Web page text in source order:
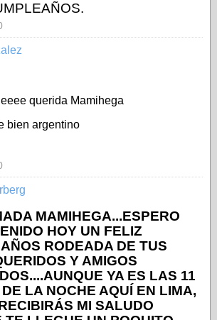
querida Mamihega
bien argentino
MAMIHEGA...ESPERO
HOY UN FELIZ
RODEADA DE TUS
Y AMIGOS
YA ES LAS 11
LA NOCHE AQUÍ EN LIMA,
MI SALUDO